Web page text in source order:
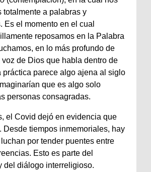
totalmente a palabras y
Es el momento en el cual
reposamos en la Palabra
en lo más profundo de
voz de Dios que habla dentro de
práctica parece algo ajena al siglo
que es algo solo
personas consagradas.
el Covid dejó en evidencia que
Desde tiempos inmemoriales, hay
por tender puentes entre
Esto es parte del
del diálogo interreligioso.